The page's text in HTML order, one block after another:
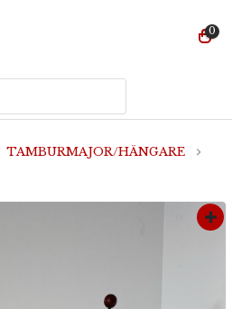
0
TAMBURMAJOR/HÄNGARE